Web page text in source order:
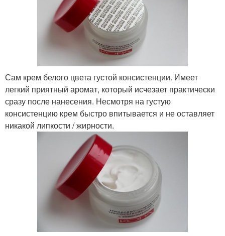
Сам крем белого цвета густой консистенции. Имеет
легкий приятный аромат, который исчезает практически
сразу после нанесения. Несмотря на густую
консистенцию крем быстро впитывается и не оставляет
никакой липкости / жирности.